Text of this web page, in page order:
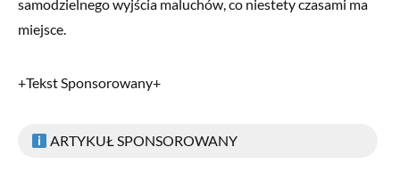
samodzielnego wyjścia maluchów, co niestety czasami ma
miejsce.
+Tekst Sponsorowany+
ARTYKUŁ SPONSOROWANY